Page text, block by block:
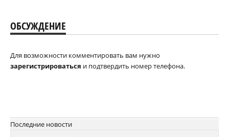
ОБСУЖДЕНИЕ
Для возможности комментировать вам нужно
зарегистрироваться и подтвердить номер телефона.
Последние новости